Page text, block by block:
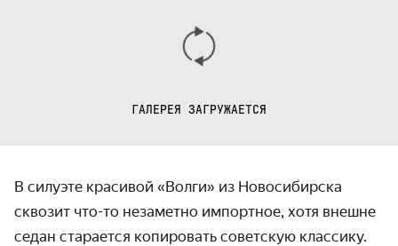
ГАЛЕРЕЯ ЗАГРУЖАЕТСЯ
В силуэте красивой «Волги» из Новосибирска
сквозит что-то незаметно импортное, хотя внешне
седан старается копировать советскую классику.